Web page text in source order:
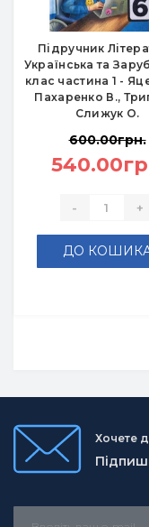
Підручник
Українська та
клас частина 1 -
Пахаренко В.,
Слижук О.
600.00грн.
- +
ДО
Хочете